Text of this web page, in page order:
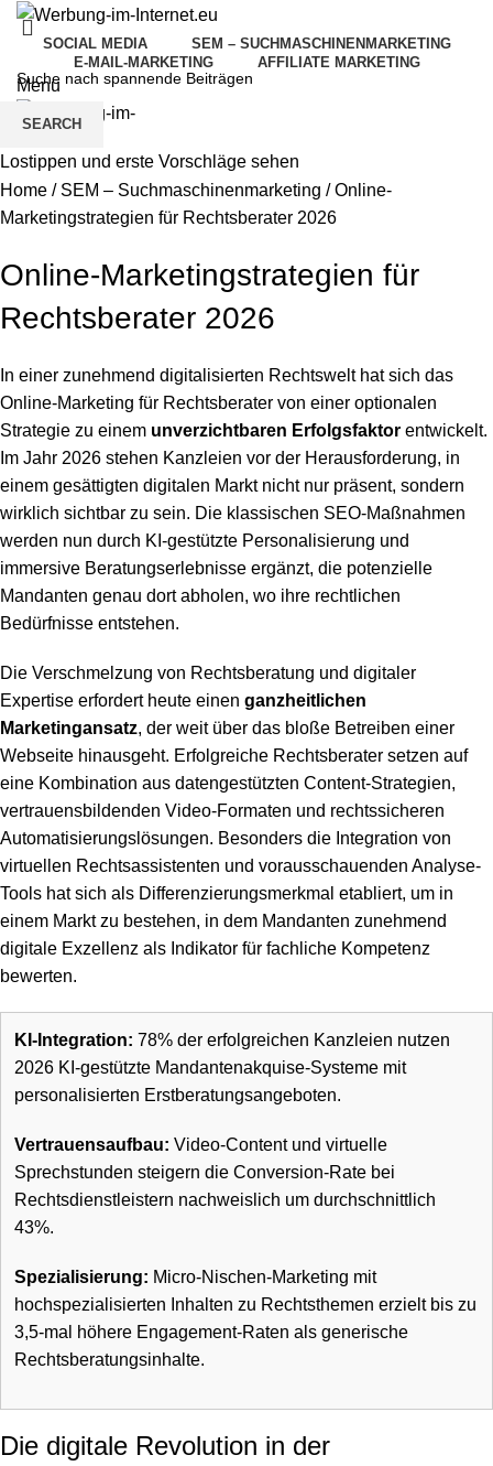
SOCIAL MEDIA
SEM – SUCHMASCHINENMARKETING
E-MAIL-MARKETING
AFFILIATE MARKETING
Menu
Home / SEM – Suchmaschinenmarketing /Online-
Marketingstrategien für Rechtsberater 2026
Online-Marketingstrategien für
Rechtsberater 2026
In einer zunehmend digitalisierten Rechtswelt hat sich das
Online-Marketing für Rechtsberater von einer optionalen
Strategie zu einem unverzichtbaren Erfolgsfaktor entwickelt.
Im Jahr 2026 stehen Kanzleien vor der Herausforderung, in
einem gesättigten digitalen Markt nicht nur präsent, sondern
wirklich sichtbar zu sein. Die klassischen SEO-Maßnahmen
werden nun durch KI-gestützte Personalisierung und
immersive Beratungserlebnisse ergänzt, die potenzielle
Mandanten genau dort abholen, wo ihre rechtlichen
Bedürfnisse entstehen.
Die Verschmelzung von Rechtsberatung und digitaler
Expertise erfordert heute einen ganzheitlichen
Marketingansatz, der weit über das bloße Betreiben einer
Webseite hinausgeht. Erfolgreiche Rechtsberater setzen auf
eine Kombination aus datengestützten Content-Strategien,
vertrauensbildenden Video-Formaten und rechtssicheren
Automatisierungslösungen. Besonders die Integration von
virtuellen Rechtsassistenten und vorausschauenden Analyse-
Tools hat sich als Differenzierungsmerkmal etabliert, um in
einem Markt zu bestehen, in dem Mandanten zunehmend
digitale Exzellenz als Indikator für fachliche Kompetenz
bewerten.
KI-Integration: 78% der erfolgreichen Kanzleien nutzen
2026 KI-gestützte Mandantenakquise-Systeme mit
personalisierten Erstberatungsangeboten.
Vertrauensaufbau: Video-Content und virtuelle
Sprechstunden steigern die Conversion-Rate bei
Rechtsdienstleistern nachweislich um durchschnittlich
43%.
Spezialisierung: Micro-Nischen-Marketing mit
hochspezialisierten Inhalten zu Rechtsthemen erzielt bis zu
3,5-mal höhere Engagement-Raten als generische
Rechtsberatungsinhalte.
Die digitale Revolution in der
SEARCH
Lostippen und erste Vorschläge sehen